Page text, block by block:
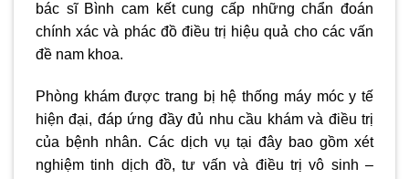
bác sĩ Bình cam kết cung cấp những chẩn đoán
chính xác và phác đồ điều trị hiệu quả cho các vấn
đề nam khoa.
Phòng khám được trang bị hệ thống máy móc y tế
hiện đại, đáp ứng đầy đủ nhu cầu khám và điều trị
của bệnh nhân. Các dịch vụ tại đây bao gồm xét
nghiệm tinh dịch đồ, tư vấn và điều trị vô sinh –